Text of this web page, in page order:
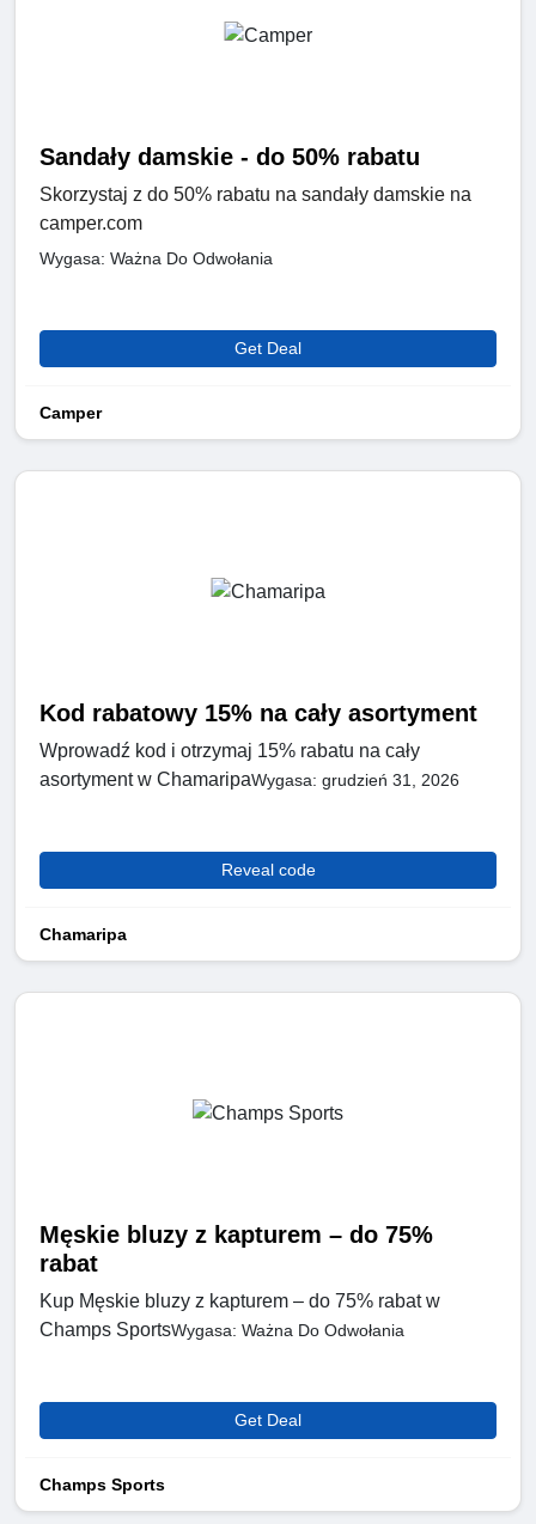
Sandały damskie - do 50% rabatu
Skorzystaj z do 50% rabatu na sandały damskie na
camper.com
Wygasa: Ważna Do Odwołania
Get Deal
Camper
Kod rabatowy 15% na cały asortyment
Wprowadź kod i otrzymaj 15% rabatu na cały
asortyment w ChamaripaWygasa: grudzień 31, 2026
Reveal code
Chamaripa
Męskie bluzy z kapturem – do 75%
rabat
Kup Męskie bluzy z kapturem – do 75% rabat w
Champs SportsWygasa: Ważna Do Odwołania
Get Deal
Champs Sports